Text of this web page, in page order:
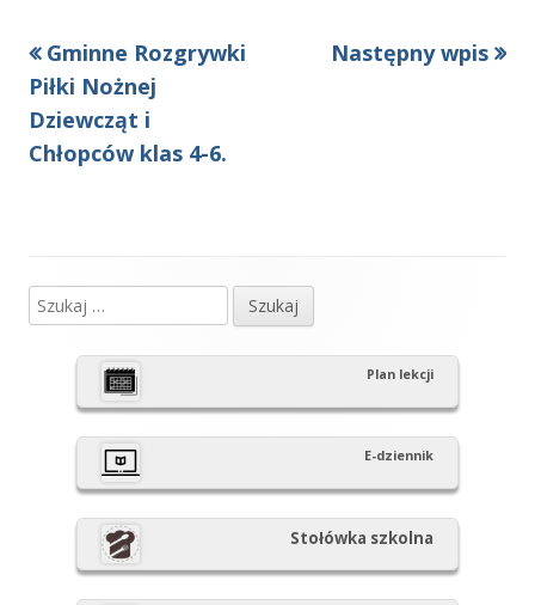
Nawigacja
wpisu
Poprzedni
artykół
Gminne Rozgrywki
Piłki Nożnej
Dziewcząt i
Chłopców klas 4-6.
Następny
Następny wpis
Główny
panel
boczny
Szukaj:
Plan lekcji
E-dziennik
Stołówka szkolna